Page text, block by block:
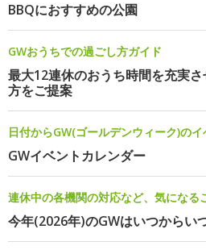
BBQにおすすめの公園
GWおうちでの過ごし方ガイド
最大12連休のおうち時間を充実
方をご提案
日付からGW(ゴールデンウィーク)の
GWイベントカレンダー
連休中の各機関の対応など、気になる
今年(2026年)のGWはいつからい